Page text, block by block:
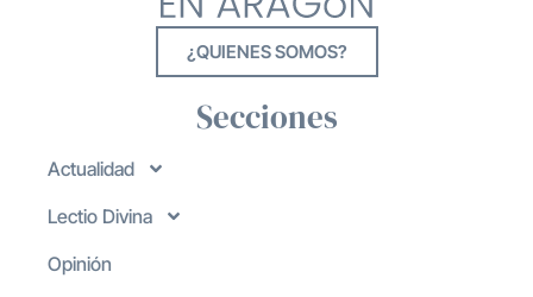
¿QUIENES SOMOS?
Secciones
Actualidad
Lectio Divina
Opinión